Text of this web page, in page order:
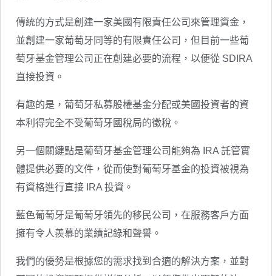
傳統的方式是創建一家美國有限責任公司來管理資金，
並創建一家葡萄牙同等的有限責任公司，但目前一些葡
萄牙基金管理公司正在創建必要的流程，以便從 SDIRA
直接投資。
有趣的是，葡萄牙私募股權基金分配或美國投資者的資
本利得完全不受葡萄牙國稅局的徵稅。
另一個關鍵點是葡萄牙基金管理公司能夠為 IRA 託管實
體提供必要的文件，從而使對葡萄牙基金的投資被視為
有資格進行直接 IRA 投資。
藍色葡萄牙是葡萄牙領先的移民公司，在服務客戶方面
擁有令人羨慕的業績記錄和聲譽。
我們的優勢是根據您的需求找到合適的解決方案，並對